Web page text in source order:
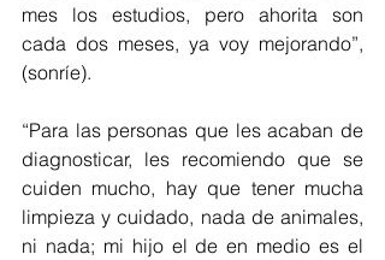
mes los estudios, pero ahorita son
cada dos meses, ya voy mejorando”,
(sonríe).
“Para las personas que les acaban de
diagnosticar, les recomiendo que se
cuiden mucho, hay que tener mucha
limpieza y cuidado, nada de animales,
ni nada; mi hijo el de en medio es el